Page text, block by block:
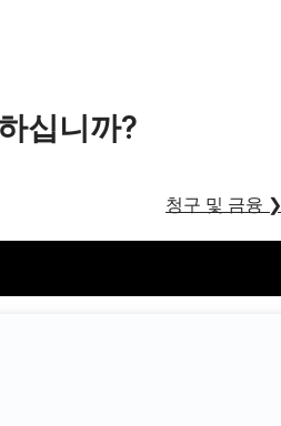
십니까?
청구 및 금융 ❯